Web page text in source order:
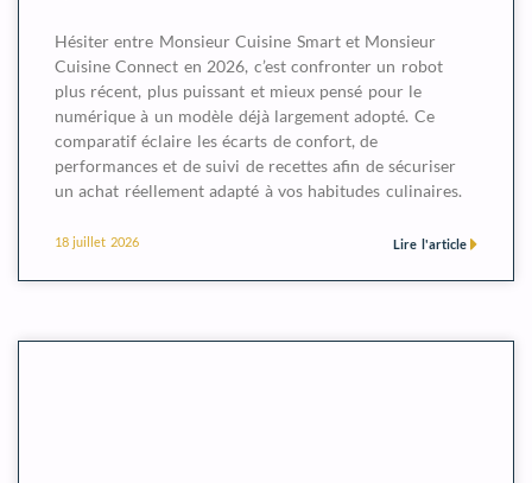
Hésiter entre Monsieur Cuisine Smart et Monsieur
Cuisine Connect en 2026, c’est confronter un robot
plus récent, plus puissant et mieux pensé pour le
numérique à un modèle déjà largement adopté. Ce
comparatif éclaire les écarts de confort, de
performances et de suivi de recettes afin de sécuriser
un achat réellement adapté à vos habitudes culinaires.
Lire l'article
18 juillet 2026